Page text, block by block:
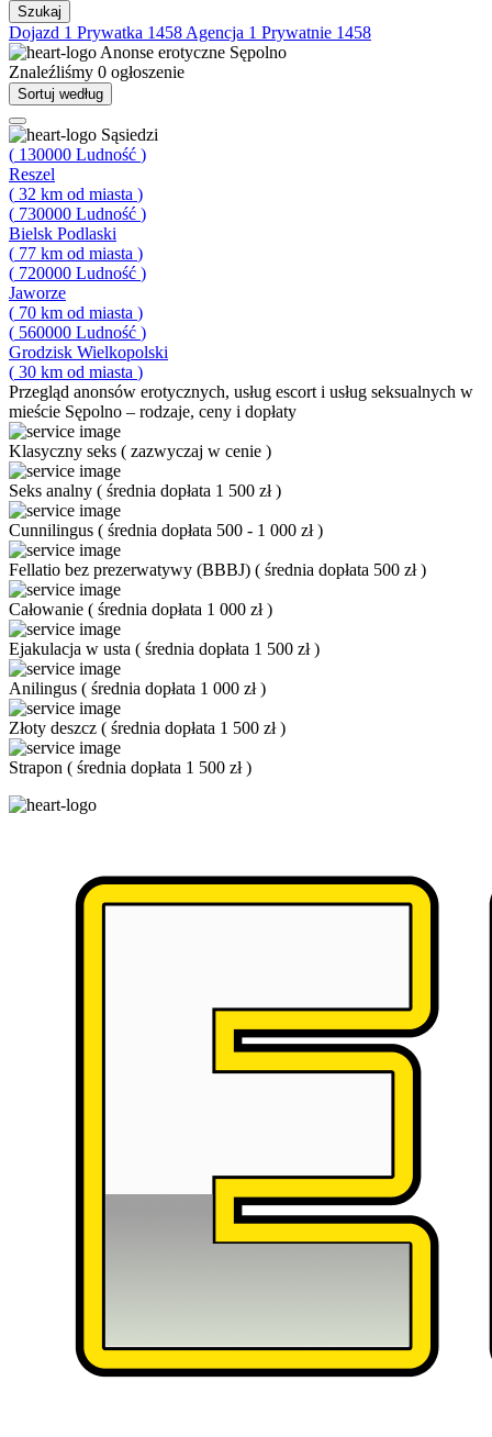
Szukaj
Dojazd 1 Prywatka 1458 Agencja 1 Prywatnie 1458
Anonse erotyczne Sępolno
Znaleźliśmy 0 ogłoszenie
Sortuj według
Sąsiedzi
( 130000 Ludność )
Reszel
( 32 km od miasta )
( 730000 Ludność )
Bielsk Podlaski
( 77 km od miasta )
( 720000 Ludność )
Jaworze
( 70 km od miasta )
( 560000 Ludność )
Grodzisk Wielkopolski
( 30 km od miasta )
Przegląd anonsów erotycznych, usług escort i usług seksualnych w
mieście Sępolno – rodzaje, ceny i dopłaty
Klasyczny seks ( zazwyczaj w cenie )
Seks analny ( średnia dopłata 1 500 zł)
Cunnilingus ( średnia dopłata 500 - 1 000 zł)
Fellatio bez prezerwatywy (BBBJ) ( średnia dopłata 500 zł)
Całowanie ( średnia dopłata 1 000 zł)
Ejakulacja w usta ( średnia dopłata 1 500 zł)
Anilingus ( średnia dopłata 1 000 zł)
Złoty deszcz ( średnia dopłata 1 500 zł)
Strapon ( średnia dopłata 1 500 zł)